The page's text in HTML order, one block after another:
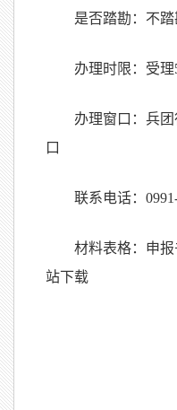
是否踏勘：不踏
办理时限：受理
办理窗口：兵团
口
联系电话：
材料表格：申报
站下载